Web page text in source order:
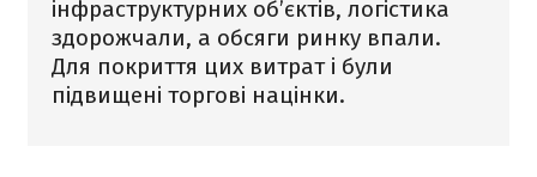
інфраструктурних об’єктів, логістика
здорожчали, а обсяги ринку впали.
Для покриття цих витрат і були
підвищені торгові націнки.